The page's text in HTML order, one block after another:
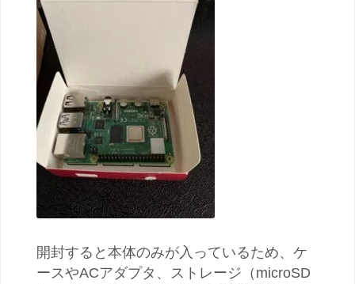
開封すると本体のみが入っているため、ケ
ースやACアダプタ、ストレージ（microSD